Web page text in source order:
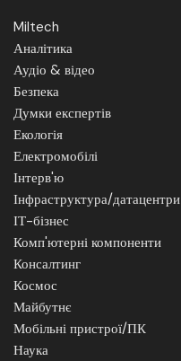
Miltech
Аналітика
Аудіо & відео
Безпека
Думки експертів
Екологія
Електромобілі
Інтерв'ю
Інфраструктура/датацентри
ІТ-бізнес
Комп'ютерні компоненти
Консалтинг
Космос
Майбутнє
Мобільні пристрої/ПК
Наука